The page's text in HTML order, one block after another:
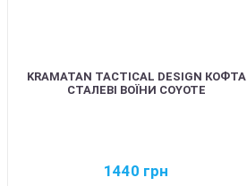
KRAMATAN TACTICAL DESIGN КОФТА
СТАЛЕВІ ВОЇНИ COYOTE
1440 грн